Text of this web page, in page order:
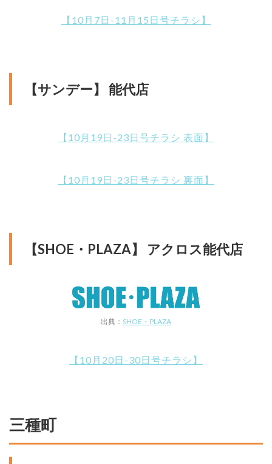
【10月7日-11月15日号チラシ】
【サンデー】 能代店
【10月19日-23日号チラシ 表面】
【10月19日-23日号チラシ 裏面】
【SHOE・PLAZA】 アクロス能代店
出典： SHOE・PLAZA
【10月20日-30日号チラシ】
三種町